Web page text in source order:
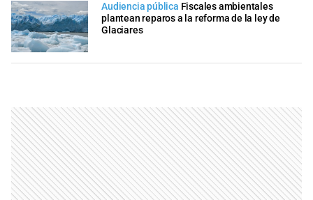
Audiencia pública Fiscales ambientales
plantean reparos a la reforma de la ley de
Glaciares